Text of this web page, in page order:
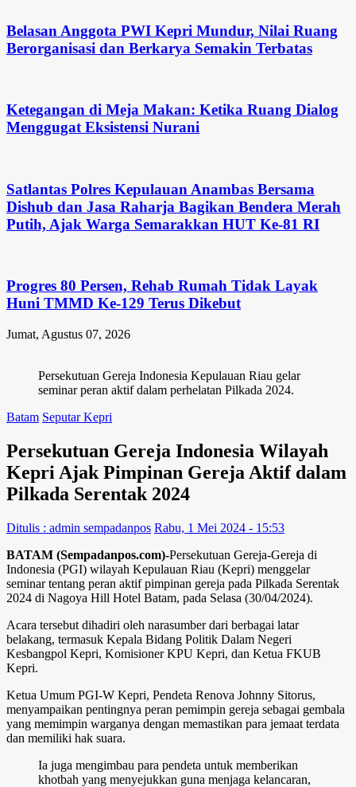
Belasan Anggota PWI Kepri Mundur, Nilai Ruang
Berorganisasi dan Berkarya Semakin Terbatas
Ketegangan di Meja Makan: Ketika Ruang Dialog
Menggugat Eksistensi Nurani
Satlantas Polres Kepulauan Anambas Bersama
Dishub dan Jasa Raharja Bagikan Bendera Merah
Putih, Ajak Warga Semarakkan HUT Ke-81 RI
Progres 80 Persen, Rehab Rumah Tidak Layak
Huni TMMD Ke-129 Terus Dikebut
Jumat, Agustus 07, 2026
Persekutuan Gereja Indonesia Kepulauan Riau gelar
seminar peran aktif dalam perhelatan Pilkada 2024.
Batam Seputar Kepri
Persekutuan Gereja Indonesia Wilayah
Kepri Ajak Pimpinan Gereja Aktif dalam
Pilkada Serentak 2024
Ditulis : admin sempadanpos Rabu, 1 Mei 2024 - 15:53
BATAM (Sempadanpos.com)-Persekutuan Gereja-Gereja di
Indonesia (PGI) wilayah Kepulauan Riau (Kepri) menggelar
seminar tentang peran aktif pimpinan gereja pada Pilkada Serentak
2024 di Nagoya Hill Hotel Batam, pada Selasa (30/04/2024).
Acara tersebut dihadiri oleh narasumber dari berbagai latar
belakang, termasuk Kepala Bidang Politik Dalam Negeri
Kesbangpol Kepri, Komisioner KPU Kepri, dan Ketua FKUB
Kepri.
Ketua Umum PGI-W Kepri, Pendeta Renova Johnny Sitorus,
menyampaikan pentingnya peran pemimpin gereja sebagai gembala
yang memimpin warganya dengan memastikan para jemaat terdata
dan memiliki hak suara.
Ia juga mengimbau para pendeta untuk memberikan
khotbah yang menyejukkan guna menjaga kelancaran,